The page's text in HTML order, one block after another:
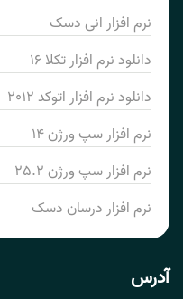
نرم افزار انی دسک
دانلود نرم افزار تکلا 16
دانلود نرم افزار اتوکد 2012
نرم افزار سپ ورژن 14
نرم افزار سپ ورژن 25.2
نرم افزار درسان دسک
آدرس